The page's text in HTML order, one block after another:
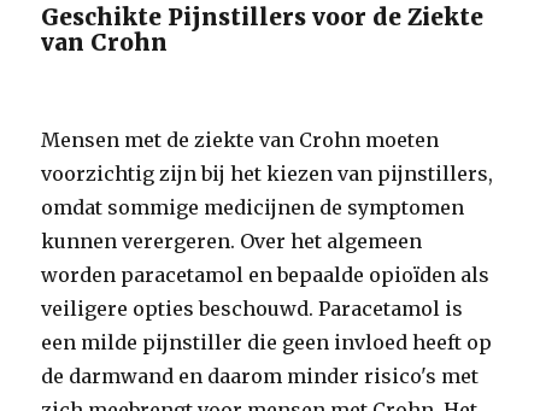
Geschikte Pijnstillers voor de Ziekte
van Crohn
Mensen met de ziekte van Crohn moeten
voorzichtig zijn bij het kiezen van pijnstillers,
omdat sommige medicijnen de symptomen
kunnen verergeren. Over het algemeen
worden paracetamol en bepaalde opioïden als
veiligere opties beschouwd. Paracetamol is
een milde pijnstiller die geen invloed heeft op
de darmwand en daarom minder risico's met